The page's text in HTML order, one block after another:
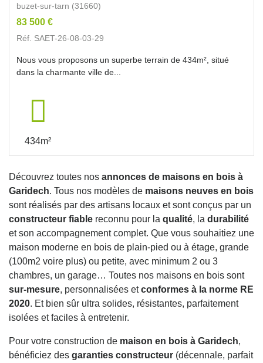
buzet-sur-tarn (31660)
83 500 €
Réf. SAET-26-08-03-29
Nous vous proposons un superbe terrain de 434m², situé
dans la charmante ville de...
434m²
Découvrez toutes nos annonces de maisons en bois à
Garidech. Tous nos modèles de maisons neuves en bois
sont réalisés par des artisans locaux et sont conçus par un
constructeur fiable reconnu pour la qualité, la durabilité
et son accompagnement complet. Que vous souhaitiez une
maison moderne en bois de plain-pied ou à étage, grande
(100m2 voire plus) ou petite, avec minimum 2 ou 3
chambres, un garage… Toutes nos maisons en bois sont
sur-mesure, personnalisées etconformes à la norme RE
2020. Et bien sûr ultra solides, résistantes, parfaitement
isolées et faciles à entretenir.
Pour votre construction de maison en bois à Garidech,
bénéficiez des garanties constructeur (décennale, parfait